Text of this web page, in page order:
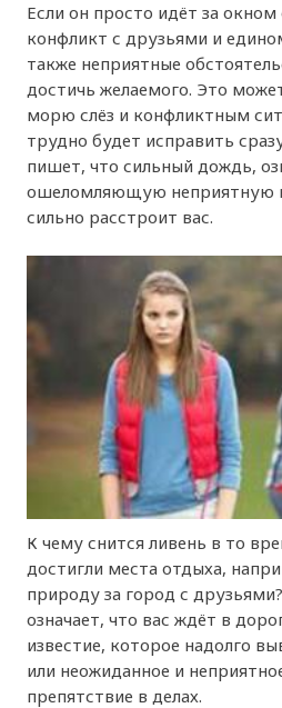
Если он просто идёт за
конфликт с друзьями и
также неприятные
достичь желаемого. Это
морю слёз и конфликтным
трудно будет исправить
пишет, что сильный дождь,
ошеломляющую неприятную
сильно расстроит вас.
К чему снится ливень в то
достигли места отдыха,
природу за город с
означает, что вас ждёт в
известие, которое надолго
или неожиданное и
препятствие в делах.